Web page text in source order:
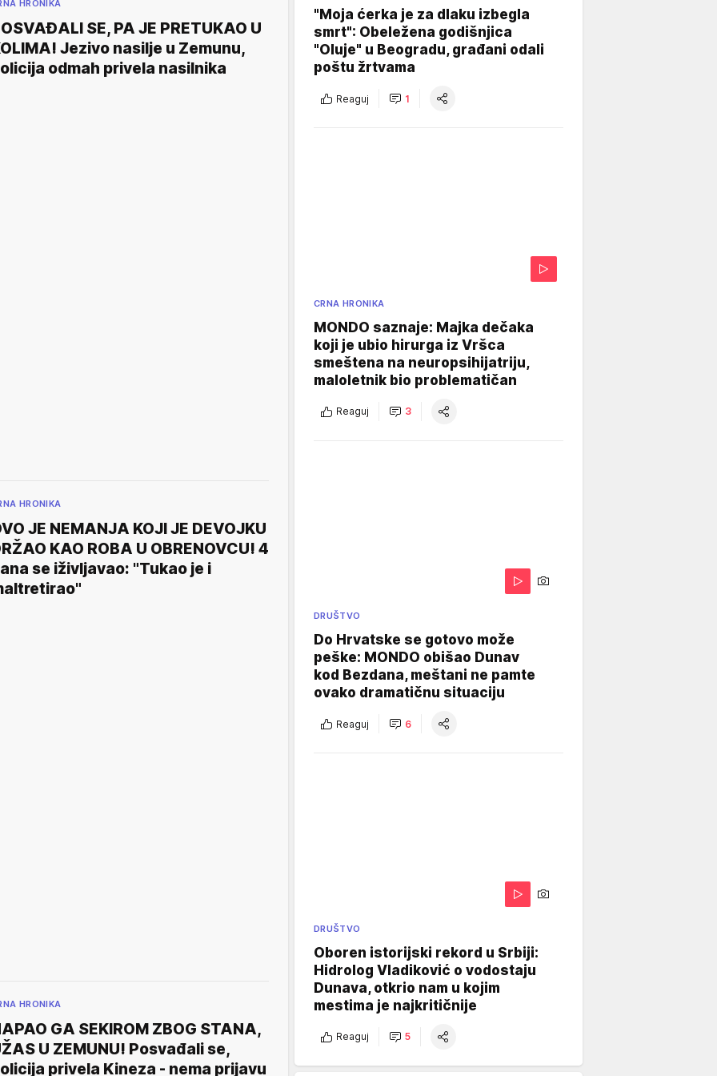
HRONIKA
SE, PA JE PRETUKAO U
Jezivo nasilje u Zemunu,
odmah privela nasilnika
HRONIKA
JE NEMANJA KOJI JE DEVOJKU
KAO ROBA U OBRENOVCU! 4
se iživljavao: "Tukao je i
HRONIKA
GA SEKIROM ZBOG STANA,
U ZEMUNU! Posvađali se,
privela Kineza - nema prijavu
"Moja ćerka je za dlaku izbegla
smrt": Obeležena godišnjica
"Oluje" u Beogradu, građani odali
poštu žrtvama
Reaguj 1
CRNA HRONIKA
MONDO saznaje: Majka dečaka
koji je ubio hirurga iz Vršca
smeštena na neuropsihijatriju,
maloletnik bio problematičan
Reaguj 3
DRUŠTVO
Do Hrvatske se gotovo može
peške: MONDO obišao Dunav
kod Bezdana, meštani ne pamte
ovako dramatičnu situaciju
Reaguj 6
DRUŠTVO
Oboren istorijski rekord u Srbiji:
Hidrolog Vladiković o vodostaju
Dunava, otkrio nam u kojim
mestima je najkritičnije
Reaguj 5